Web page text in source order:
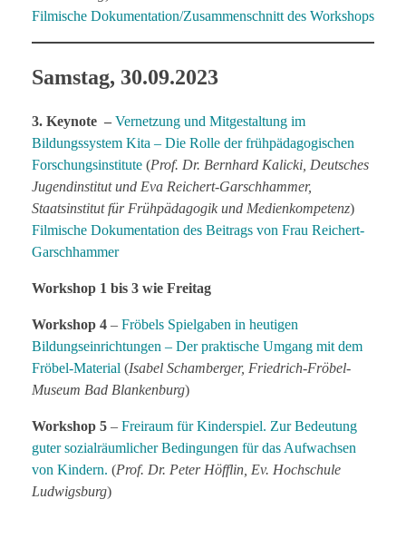
Filmische Dokumentation/Zusammenschnitt des Workshops
Samstag, 30.09.2023
3. Keynote – Vernetzung und Mitgestaltung im
Bildungssystem Kita – Die Rolle der frühpädagogischen
Forschungsinstitute (Prof. Dr. Bernhard Kalicki, Deutsches
Jugendinstitut und Eva Reichert-Garschhammer,
Staatsinstitut für Frühpädagogik und Medienkompetenz)
Filmische Dokumentation des Beitrags von Frau Reichert-
Garschhammer
Workshop 1 bis 3 wie Freitag
Workshop 4 – Fröbels Spielgaben in heutigen
Bildungseinrichtungen – Der praktische Umgang mit dem
Fröbel-Material (Isabel Schamberger, Friedrich-Fröbel-
Museum Bad Blankenburg)
Workshop 5 – Freiraum für Kinderspiel. Zur Bedeutung
guter sozialräumlicher Bedingungen für das Aufwachsen
von Kindern. (Prof. Dr. Peter Höfflin, Ev. Hochschule
Ludwigsburg)